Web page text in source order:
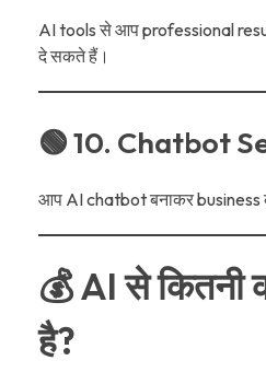
AI tools से आप professional
दे सकते हैं।
🟢 10. Chatbot
आप AI chatbot बनाकर business
💰 AI से कितनी
है?